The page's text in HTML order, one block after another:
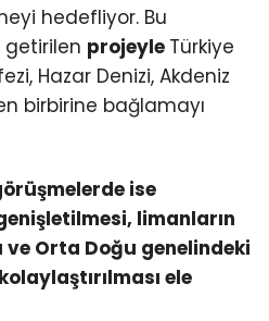
hedefliyor. Bu
projeyle Türkiye
Hazar Denizi, Akdeniz
birbirine bağlamayı
ise
limanların
Orta Doğu genelindeki
ele